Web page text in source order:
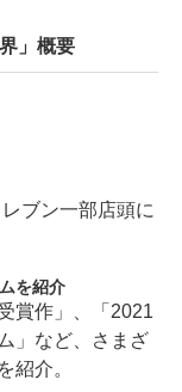
」概要
ブン一部店頭に
を紹介
賞作」、「2021
」など、さまざ
紹介。